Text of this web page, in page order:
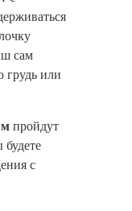
сам
грудь или
пройдут
с